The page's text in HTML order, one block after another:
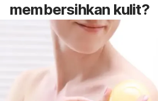
membersihkan kulit?